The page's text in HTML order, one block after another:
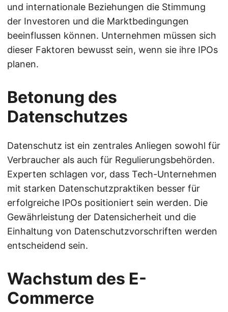
und internationale Beziehungen die Stimmung
der Investoren und die Marktbedingungen
beeinflussen können. Unternehmen müssen sich
dieser Faktoren bewusst sein, wenn sie ihre IPOs
planen.
Betonung des
Datenschutzes
Datenschutz ist ein zentrales Anliegen sowohl für
Verbraucher als auch für Regulierungsbehörden.
Experten schlagen vor, dass Tech-Unternehmen
mit starken Datenschutzpraktiken besser für
erfolgreiche IPOs positioniert sein werden. Die
Gewährleistung der Datensicherheit und die
Einhaltung von Datenschutzvorschriften werden
entscheidend sein.
Wachstum des E-
Commerce